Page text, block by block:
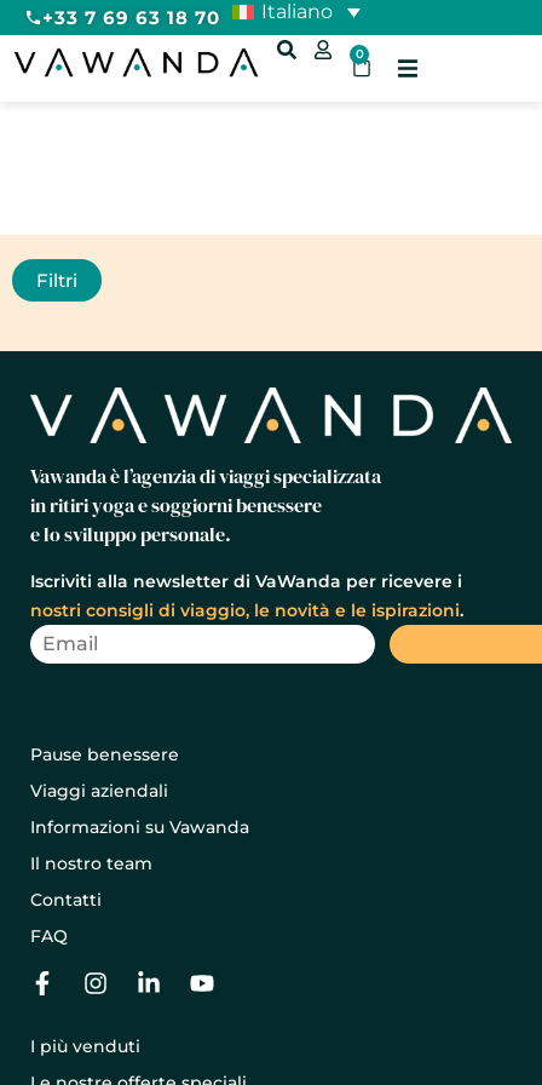
+33 7 69 63 18 70 Italiano
0
Filtri
Vawanda è l’agenzia di viaggi specializzata
in ritiri yoga e soggiorni benessere
e lo sviluppo personale.
Iscriviti alla newsletter di VaWanda per ricevere i
nostri consigli di viaggio, le novità e le ispirazioni.
Pause benessere
Viaggi aziendali
Informazioni su Vawanda
Il nostro team
Contatti
FAQ
I più venduti